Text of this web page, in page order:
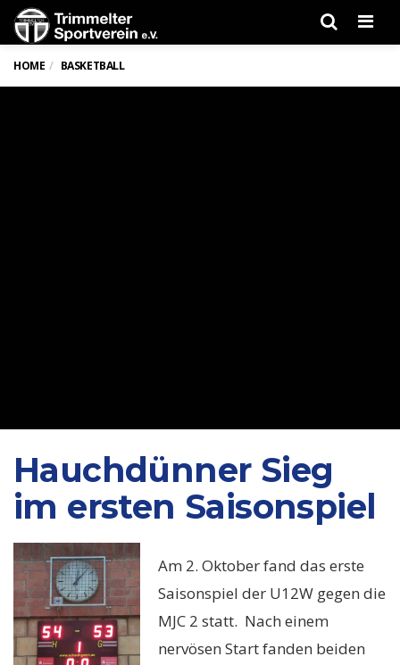
HOME BASKETBALL
Hauchdünner Sieg
im ersten Saisonspiel
Am 2. Oktober fand das erste
Saisonspiel der U12W gegen die
MJC 2 statt. Nach einem
nervösen Start fanden beiden